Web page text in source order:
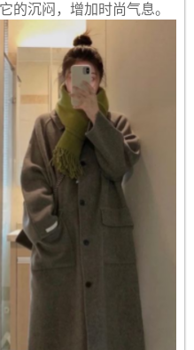
的沉闷，增加时尚气息。